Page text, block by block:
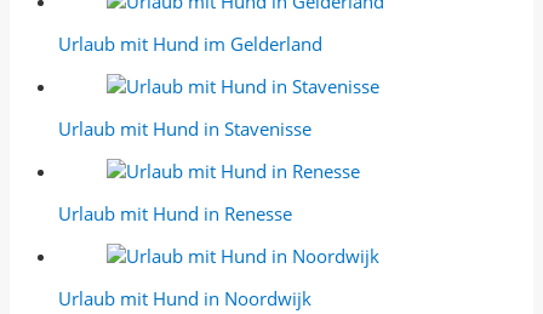
Urlaub mit Hund im Gelderland
Urlaub mit Hund in Stavenisse
Urlaub mit Hund in Renesse
Urlaub mit Hund in Noordwijk